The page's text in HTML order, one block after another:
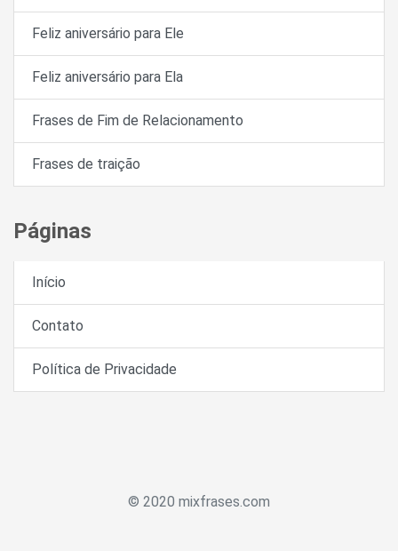
Feliz aniversário para Ele
Feliz aniversário para Ela
Frases de Fim de Relacionamento
Frases de traição
Páginas
Início
Contato
Política de Privacidade
© 2020 mixfrases.com